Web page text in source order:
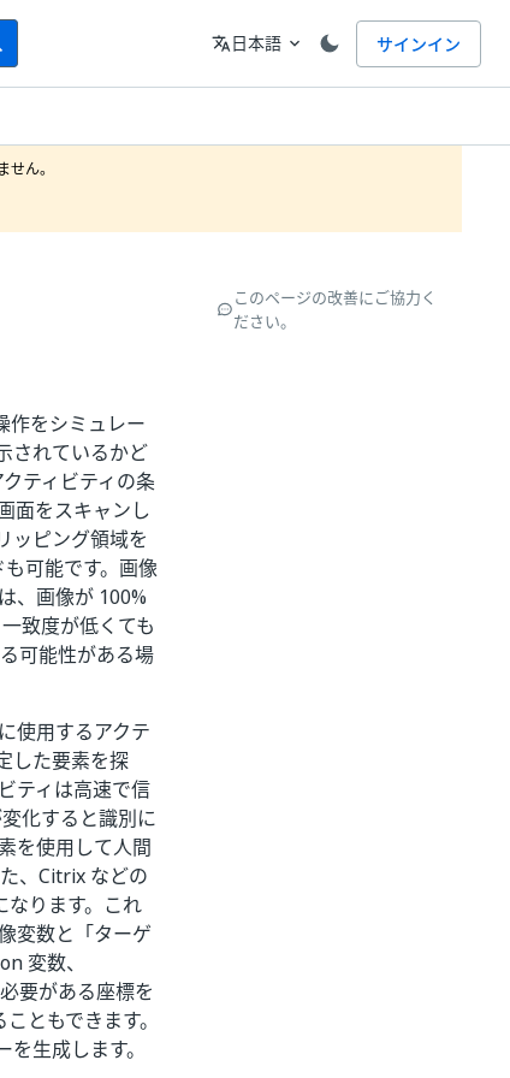
言語
translate日本語 expand_more サインイン
ん。
作をシミュレー
されているかど
クティビティの条
面をスキャンし
ッピング領域を
可能です。画像
、画像が 100%
致度が低くても
可能性がある場
使用するアクテ
した要素を探
ティは高速で信
化すると識別に
を使用して人間
、Citrix などの
ります。これ
変数と「ターゲ
変数、
要がある座標を
ともできます。
生成します。
このページの改善にご協力く
ださい。